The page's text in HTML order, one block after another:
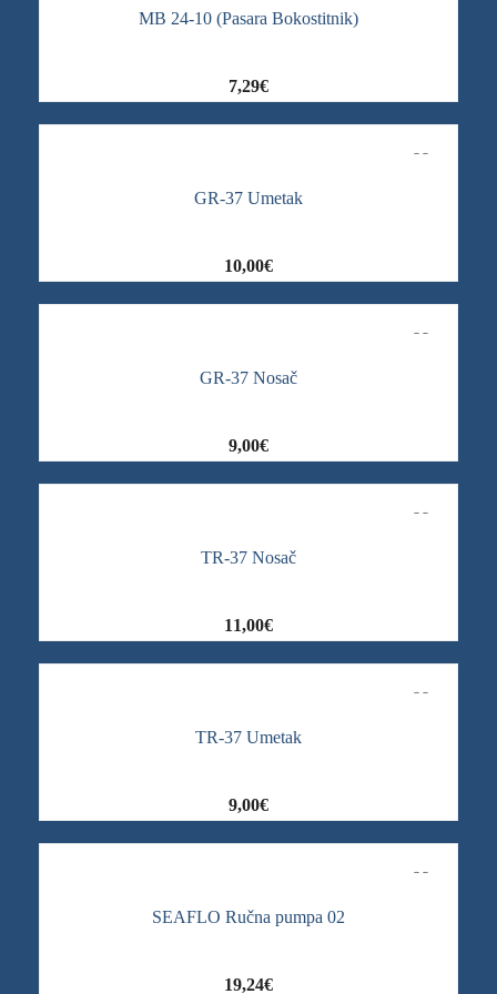
MB 24-10 (Pasara Bokostitnik)
7,29€
GR-37 Umetak
10,00€
GR-37 Nosač
9,00€
TR-37 Nosač
11,00€
TR-37 Umetak
9,00€
SEAFLO Ručna pumpa 02
19,24€